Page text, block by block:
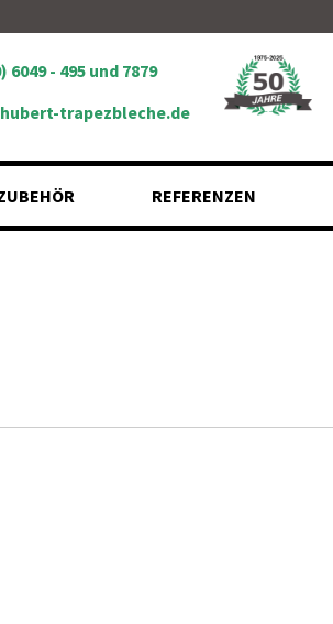
6049 - 495 und 7879
trapezbleche.de
REFERENZEN